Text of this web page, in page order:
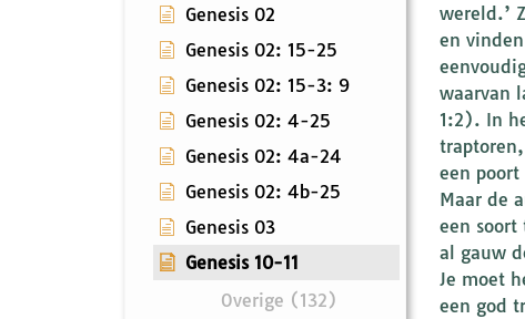
Genesis 02
Genesis 02: 15-25
Genesis 02: 15-3: 9
Genesis 02: 4-25
Genesis 02: 4a-24
Genesis 02: 4b-25
Genesis 03
Genesis 10-11
Overige (132)
wereld.’
en
waarvan
1:2). In
een poort
Maar de
een
al gauw
Je moet
een god